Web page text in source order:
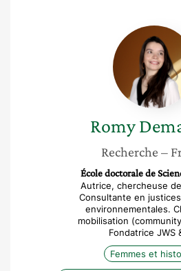
Romy
Romy
Recherche –
École doctorale de
Autrice, chercheuse
Consultante en
environnementales.
mobilisation
Fondatrice JWS
Femmes et